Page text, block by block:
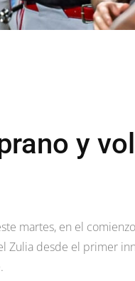
y
martes, en el
Zulia desde el primer